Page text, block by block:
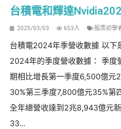
台積電和輝達
2025/03/03 653人 股票初學
台積電2024年季營收數據 以下
2024年的季度營收數據： 季度
期相比增長第一季度6,500億元
30%第三季度7,800億元35%第
全年總營收達到2兆8,943億元
33...